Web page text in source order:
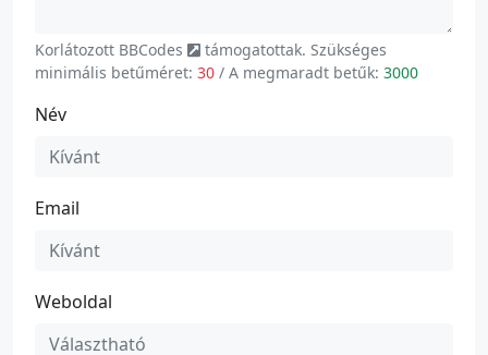
Korlátozott BBCodes
támogatottak. Szükséges
minimális betűméret: 30 / A megmaradt betűk: 3000
Név
Email
Weboldal